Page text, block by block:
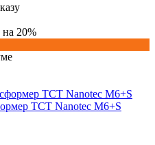
на 20%
TCT Nanotec M6+S